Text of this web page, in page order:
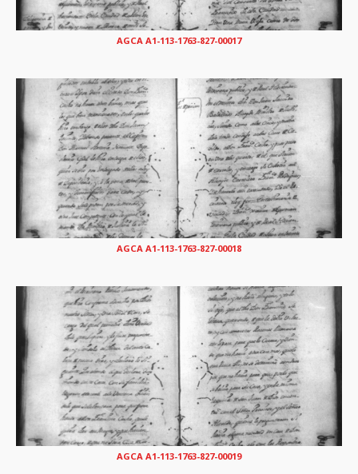
AGCA A1-113-1763-827-00017
AGCA A1-113-1763-827-00018
AGCA A1-113-1763-827-00019